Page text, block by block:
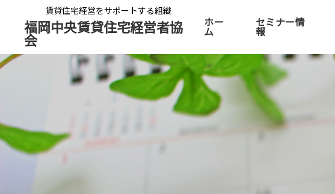
賃貸住宅経営をサポートする組織
福岡中央賃貸住宅経営者協
会
ホー
ム
セミナー情
報